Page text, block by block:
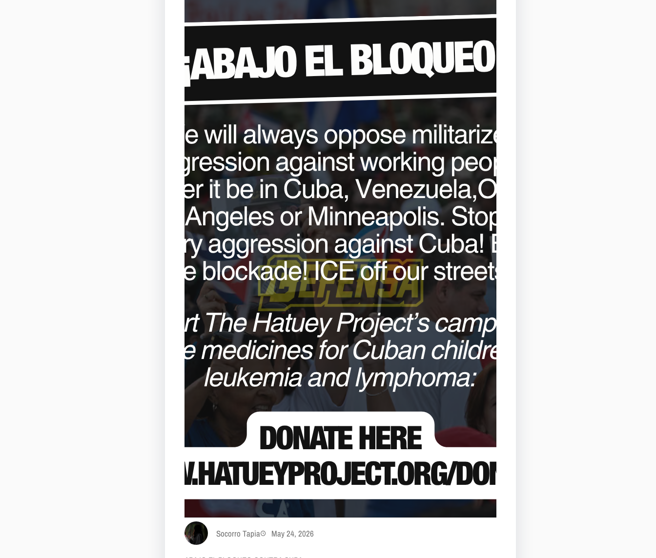
Socorro Tapia May 24, 2026